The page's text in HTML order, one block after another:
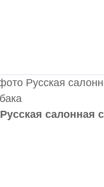
Русская салонная